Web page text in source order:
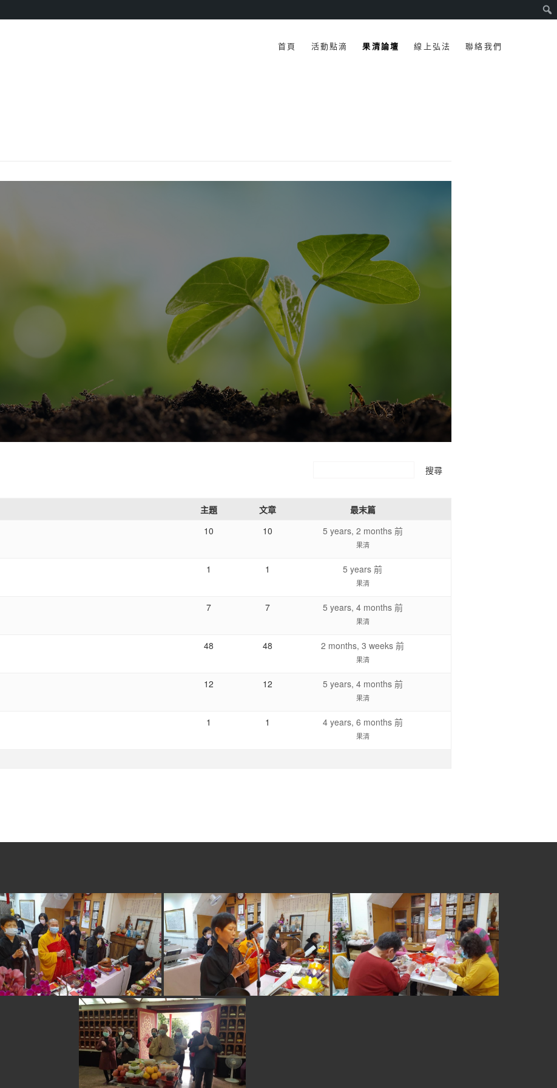
首頁 活動點滴 果清論壇 線上弘法 聯絡我們
主題 文章
最末篇
10 10 5 years, 2 months 前
果清
1 1 5 years 前
果清
7 7 5 years, 4 months 前
果清
48 48 2 months, 3 weeks 前
果清
12 12 5 years, 4 months 前
果清
1 1 4 years, 6 months 前
果清